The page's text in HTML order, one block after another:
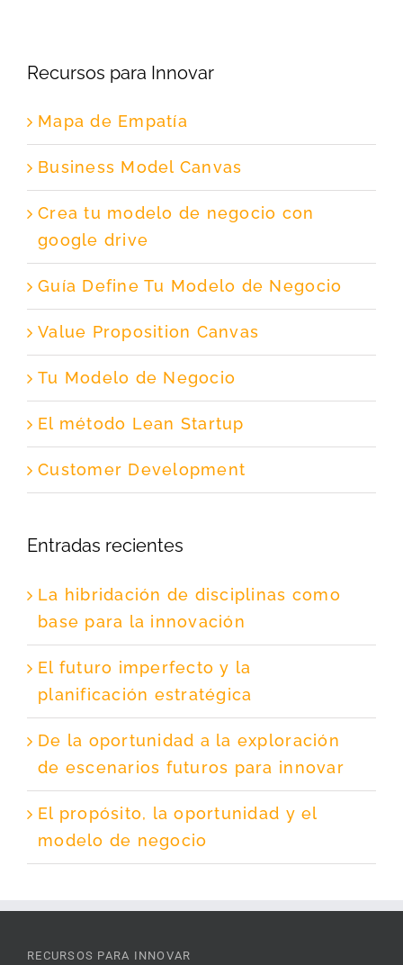
Recursos para Innovar
Mapa de Empatía
Business Model Canvas
Crea tu modelo de negocio con
google drive
Guía Define Tu Modelo de Negocio
Value Proposition Canvas
Tu Modelo de Negocio
El método Lean Startup
Customer Development
Entradas recientes
La hibridación de disciplinas como
base para la innovación
El futuro imperfecto y la
planificación estratégica
De la oportunidad a la exploración
de escenarios futuros para innovar
El propósito, la oportunidad y el
modelo de negocio
RECURSOS PARA INNOVAR